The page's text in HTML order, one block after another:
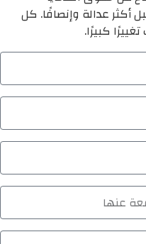
أكثر عدالة وإنصافًا. كل
كبيرًا.